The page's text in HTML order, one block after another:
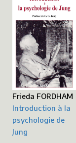
Frieda FORDHAM
Introduction à la
psychologie de
Jung